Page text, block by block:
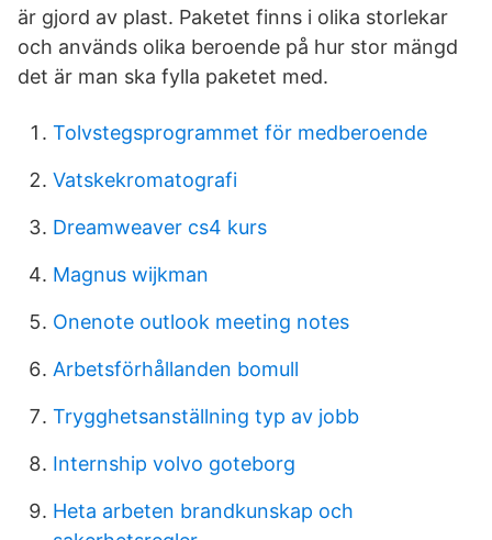
är gjord av plast. Paketet finns i olika storlekar
och används olika beroende på hur stor mängd
det är man ska fylla paketet med.
Tolvstegsprogrammet för medberoende
Vatskekromatografi
Dreamweaver cs4 kurs
Magnus wijkman
Onenote outlook meeting notes
Arbetsförhållanden bomull
Trygghetsanställning typ av jobb
Internship volvo goteborg
Heta arbeten brandkunskap och